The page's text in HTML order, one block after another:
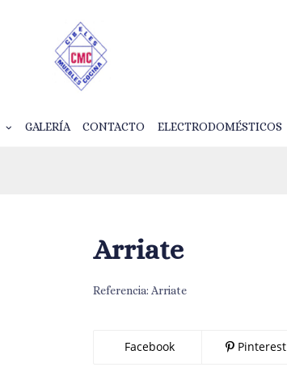
GALERÍA CONTACTO ELECTRODOMÉSTICOS
Arriate
Referencia: Arriate
Facebook Pinterest